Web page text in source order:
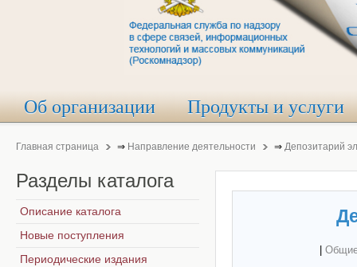
Об организации Продукты и услуги
Главная страница ⇒ Направление деятельности ⇒ Депозитарий
Разделы каталога
Описание каталога
Новые поступления
Периодические издания